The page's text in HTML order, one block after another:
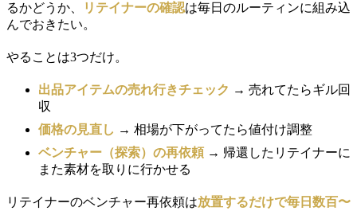
るかどうか、
リテイナーの確認は毎日のルーティンに組み込
んでおきたい。
やることは3つだけ。
出品アイテムの売れ行きチェック → 売れてたらギル回
収
価格の見直し → 相場が下がってたら値付け調整
ベンチャー（探索）の再依頼 → 帰還したリテイナーに
また素材を取りに行かせる
リテイナーのベンチャー再依頼は放置するだけで毎日数百〜